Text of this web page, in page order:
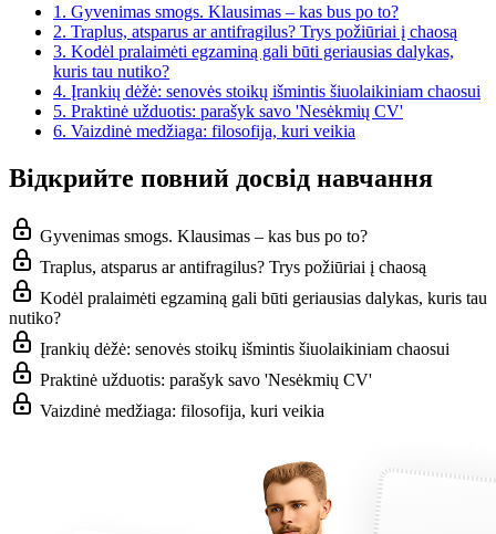
1. Gyvenimas smogs. Klausimas – kas bus po to?
2. Traplus, atsparus ar antifragilus? Trys požiūriai į chaosą
3. Kodėl pralaimėti egzaminą gali būti geriausias dalykas,
kuris tau nutiko?
4. Įrankių dėžė: senovės stoikų išmintis šiuolaikiniam chaosui
5. Praktinė užduotis: parašyk savo 'Nesėkmių CV'
6. Vaizdinė medžiaga: filosofija, kuri veikia
Відкрийте повний досвід навчання
Gyvenimas smogs. Klausimas – kas bus po to?
Traplus, atsparus ar antifragilus? Trys požiūriai į chaosą
Kodėl pralaimėti egzaminą gali būti geriausias dalykas, kuris tau
nutiko?
Įrankių dėžė: senovės stoikų išmintis šiuolaikiniam chaosui
Praktinė užduotis: parašyk savo 'Nesėkmių CV'
Vaizdinė medžiaga: filosofija, kuri veikia